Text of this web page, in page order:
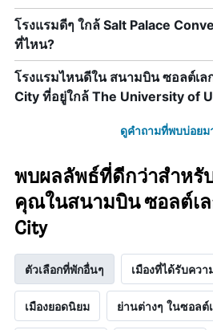
โรงแรมดีๆ ใกล้ Salt Palace
ที่ไหน?
โรงแรมไหนดีใน สนามบิน ซอลต์เล
City ที่อยู่ใกล้ The University of
ดูคำถามที่พบบ่อย
พบผลลัพธ์ที่ดีกว่าสำหรั
คุณในสนามบิน ซอลต์เล
City
ตัวเลือกที่พักอื่นๆ เมืองที่ได้รับคว
เมืองยอดนิยม ย่านต่างๆ ในซอลต์